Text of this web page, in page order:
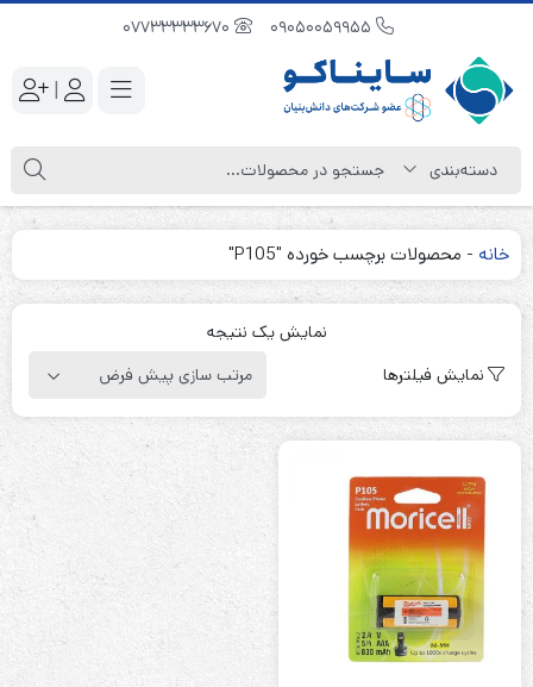
|
خانه - محصولات برچسب خورده "P105"
نمایش یک نتیجه
نمایش فیلترها